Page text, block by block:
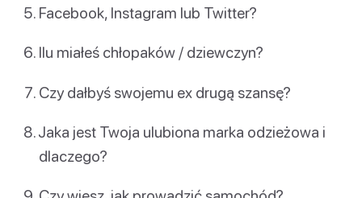
Facebook, Instagram lub Twitter?
Ilu miałeś chłopaków / dziewczyn?
Czy dałbyś swojemu ex drugą szansę?
Jaka jest Twoja ulubiona marka odzieżowa i
dlaczego?